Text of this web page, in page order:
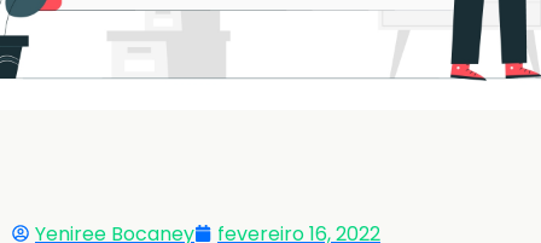
Yeniree Bocaney
fevereiro 16, 2022